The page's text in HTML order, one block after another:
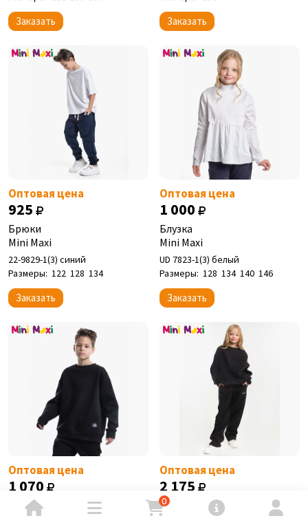
Заказать Заказать
Оптовая цена
925
Брюки
Mini Maxi
22-9829-1(3) синий
Размеры: 122 128 134
Заказать
Оптовая цена
1 000
Блузка
Mini Maxi
UD 7823-1(3) белый
Размеры: 128 134 140 146
Заказать
Оптовая цена
1 070
Джемпер
Mini Maxi
Оптовая цена
2 175
Спортивный костюм
Mini Maxi
0